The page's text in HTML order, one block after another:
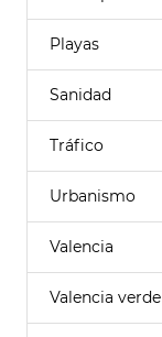
Playas
Sanidad
Tráfico
Urbanismo
Valencia
Valencia verde